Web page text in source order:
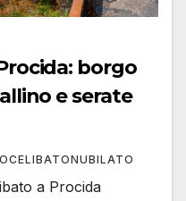
borgo
e serate
a Procida